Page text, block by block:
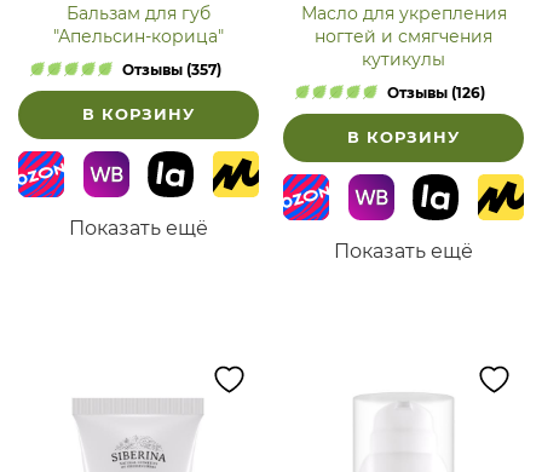
Бальзам для губ
"Апельсин-корица"
Отзывы (357)
В КОРЗИНУ
Показать ещё
Масло для укрепления
ногтей и смягчения
кутикулы
Отзывы (126)
В КОРЗИНУ
Показать ещё